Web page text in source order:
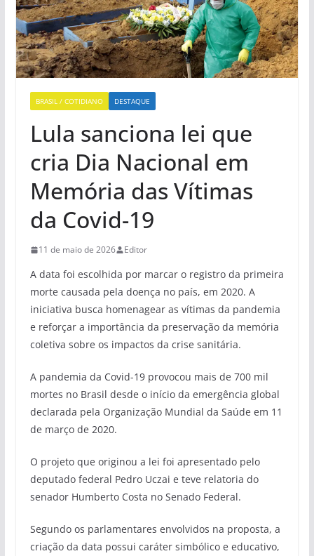
BRASIL / COTIDIANO DESTAQUE
Lula sanciona lei que
cria Dia Nacional em
Memória das Vítimas
da Covid-19
11 de maio de 2026 Editor
A data foi escolhida por marcar o registro da primeira
morte causada pela doença no país, em 2020. A
iniciativa busca homenagear as vítimas da pandemia
e reforçar a importância da preservação da memória
coletiva sobre os impactos da crise sanitária.
A pandemia da Covid-19 provocou mais de 700 mil
mortes no Brasil desde o início da emergência global
declarada pela Organização Mundial da Saúde em 11
de março de 2020.
O projeto que originou a lei foi apresentado pelo
deputado federal Pedro Uczai e teve relatoria do
senador Humberto Costa no Senado Federal.
Segundo os parlamentares envolvidos na proposta, a
criação da data possui caráter simbólico e educativo,